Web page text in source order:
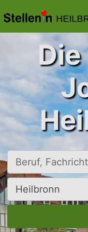
Beruf, Fachrichtung,
Ort, Stadt